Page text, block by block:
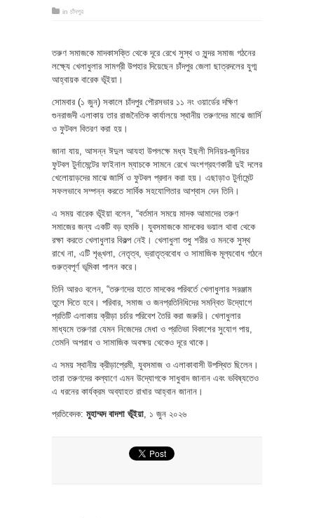
in চাঁদপুর
তরুণ সমাজকে মাদকাসক্তি থেকে দূরে রেখে সুস্থ ও সুন্দর সমাজ গঠনের
লক্ষ্যে খেলাধুলার সামগ্রী উপহার দিয়েছেন চাঁদপুর জেলা ছাত্রদলের যুগ্ম
আহ্বায়ক বারেক ভূঁইয়া।
সোমবার (১ জুন) সকালে চাঁদপুর পৌরসভার ১১ নং ওয়ার্ডের দক্ষিণ
গুনরাজদী এলাকায় তার রাজনৈতিক কার্যালয়ে স্থানীয় তরুণদের মাঝে জার্সি
ও ফুটবল বিতরণ করা হয়।
জানা যায়, আসন্ন ঈদুল আযহা উপলক্ষে মধ্য ইছলী সিনিয়র-জুনিয়র
ফুটবল টুর্নামেন্টের ফাইনাল ম্যাচকে সামনে রেখে অংশগ্রহণকারী দুই দলের
খেলোয়াড়দের মাঝে জার্সি ও ফুটবল প্রদান করা হয়। এছাড়াও টুর্নামেন্ট
সফলভাবে সম্পন্ন করতে সার্বিক সহযোগিতার আশ্বাস দেন তিনি।
এ সময় বারেক ভূঁইয়া বলেন, “বর্তমান সময়ে মাদক আমাদের তরুণ
সমাজের জন্য একটি বড় হুমকি। যুবসমাজকে মাদকের ভয়াল থাবা থেকে
রক্ষা করতে খেলাধুলার বিকল্প নেই। খেলাধুলা শুধু শরীর ও মনকে সুস্থ
রাখে না, এটি শৃঙ্খলা, নেতৃত্ব, ভ্রাতৃত্ববোধ ও সামাজিক মূল্যবোধ গঠনে
গুরুত্বপূর্ণ ভূমিকা পালন করে।
তিনি আরও বলেন, “তরুণদের হাতে মাদকের পরিবর্তে খেলাধুলার সরঞ্জাম
তুলে দিতে হবে। পরিবার, সমাজ ও জনপ্রতিনিধিদের সমন্বিত উদ্যোগে
প্রতিটি এলাকায় ক্রীড়া চর্চার পরিবেশ তৈরি করা জরুরি। খেলাধুলার
মাধ্যমে তরুণরা যেমন নিজেদের মেধা ও প্রতিভা বিকাশের সুযোগ পায়,
তেমনি অপরাধ ও সামাজিক অবক্ষয় থেকেও দূরে থাকে।
এ সময় স্থানীয় ক্রীড়াপ্রেমী, যুবসমাজ ও এলাকাবাসী উপস্থিত ছিলেন।
তারা তরুণদের কল্যাণে এমন উদ্যোগকে সাধুবাদ জানান এবং ভবিষ্যতেও
এ ধরনের কার্যক্রম অব্যাহত রাখার আহ্বান জানান।
প্রতিবেদক: মুহাম্মদ বাদশা ভূঁইয়া , ১ জুন ২০২৬